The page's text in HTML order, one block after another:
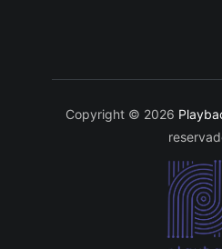
Copyright © 2026